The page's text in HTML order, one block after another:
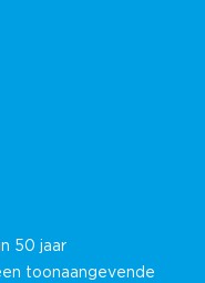
50 jaar
toonaangevende